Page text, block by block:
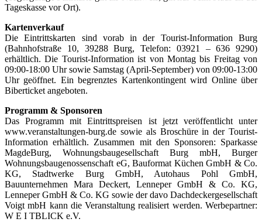
Tageskasse vor Ort).
Kartenverkauf
Die Eintrittskarten sind vorab in der Tourist-Information Burg
(Bahnhofstraße 10, 39288 Burg, Telefon: 03921 – 636 9290)
erhältlich. Die Tourist-Information ist von Montag bis Freitag von
09:00-18:00 Uhr sowie Samstag (April-September) von 09:00-13:00
Uhr geöffnet. Ein begrenztes Kartenkontingent wird Online über
Biberticket angeboten.
Programm & Sponsoren
Das Programm mit Eintrittspreisen ist jetzt veröffentlicht unter
www.veranstaltungen-burg.de sowie als Broschüre in der Tourist-
Information erhältlich. Zusammen mit den Sponsoren: Sparkasse
MagdeBurg, Wohnungsbaugesellschaft Burg mbH, Burger
Wohnungsbaugenossenschaft eG, Bauformat Küchen GmbH & Co.
KG, Stadtwerke Burg GmbH, Autohaus Pohl GmbH,
Bauunternehmen Mara Deckert, Lenneper GmbH & Co. KG,
Lenneper GmbH & Co. KG sowie der davo Dachdeckergesellschaft
Voigt mbH kann die Veranstaltung realisiert werden. Werbepartner:
W E I TBLICK e.V.